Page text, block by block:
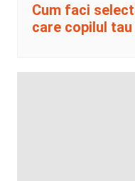
Cum faci
care copilul